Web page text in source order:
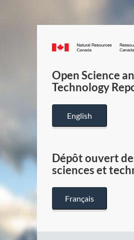
Canada.ca
Open Science
Technology
English
Dépôt ouvert
sciences et
Français